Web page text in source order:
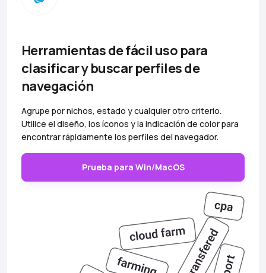
Herramientas de fácil uso para
clasificar y buscar perfiles de
navegación
Agrupe por nichos, estado y cualquier otro criterio.
Utilice el diseño, los íconos y la indicación de color para
encontrar rápidamente los perfiles del navegador.
Prueba para Win/MacOS